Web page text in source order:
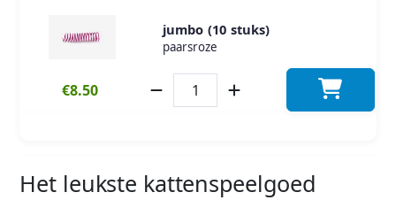
jumbo (10 stuks)
paarsroze
€8.50
Het leukste kattenspeelgoed